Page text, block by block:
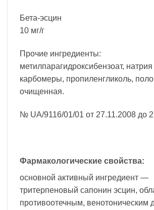
Бета-эсцин
10 мг/г
Прочие ингредиенты:
метилпарагидроксибензоат, натрия
карбомеры, пропиленгликоль,
очищенная.
№ UA/9116/01/01 от 27.11.2008 до
Фармакологические свойства:
основной активный ингредиент —
тритерпеновый сапонин эсцин,
противоотечным, венотоническим